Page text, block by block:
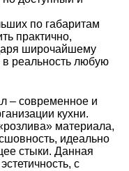
по габаритам
практично,
широчайшему
реальность любую
– современное и
кухни.
материала,
идеально
стыки. Данная
с